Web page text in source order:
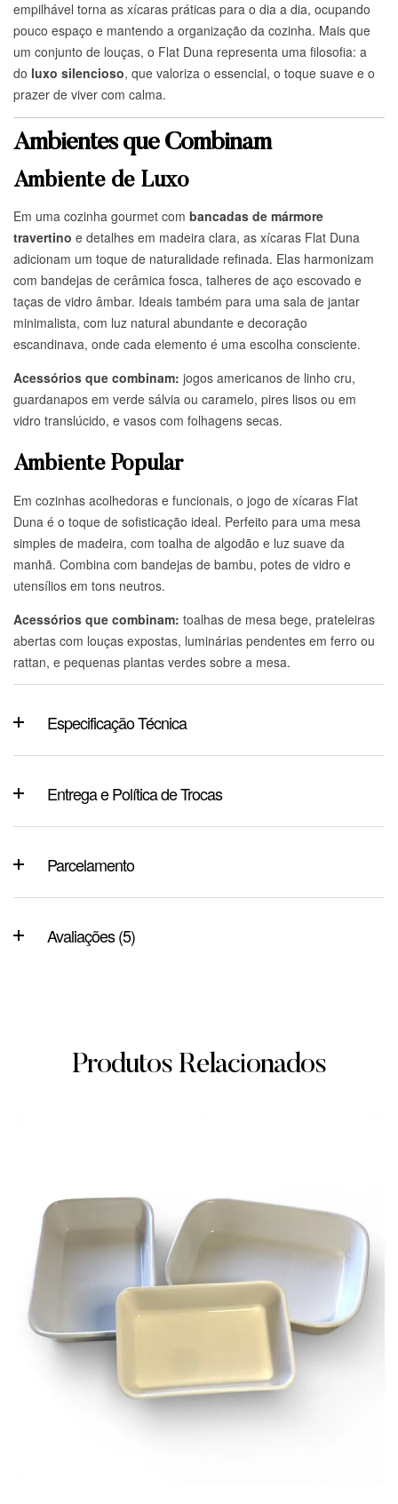
empilhável torna as xícaras práticas para o dia a dia, ocupando
pouco espaço e mantendo a organização da cozinha. Mais que
um conjunto de louças, o Flat Duna representa uma filosofia: a
do luxo silencioso, que valoriza o essencial, o toque suave e o
prazer de viver com calma.
Ambientes que Combinam
Ambiente de Luxo
Em uma cozinha gourmet com bancadas de mármore
travertino e detalhes em madeira clara, as xícaras Flat Duna
adicionam um toque de naturalidade refinada. Elas harmonizam
com bandejas de cerâmica fosca, talheres de aço escovado e
taças de vidro âmbar. Ideais também para uma sala de jantar
minimalista, com luz natural abundante e decoração
escandinava, onde cada elemento é uma escolha consciente.
Acessórios que combinam: jogos americanos de linho cru,
guardanapos em verde sálvia ou caramelo, pires lisos ou em
vidro translúcido, e vasos com folhagens secas.
Ambiente Popular
Em cozinhas acolhedoras e funcionais, o jogo de xícaras Flat
Duna é o toque de sofisticação ideal. Perfeito para uma mesa
simples de madeira, com toalha de algodão e luz suave da
manhã. Combina com bandejas de bambu, potes de vidro e
utensílios em tons neutros.
Acessórios que combinam: toalhas de mesa bege, prateleiras
abertas com louças expostas, luminárias pendentes em ferro ou
rattan, e pequenas plantas verdes sobre a mesa.
Especificação Técnica
Entrega e Política de Trocas
Parcelamento
Avaliações (5)
Produtos Relacionados